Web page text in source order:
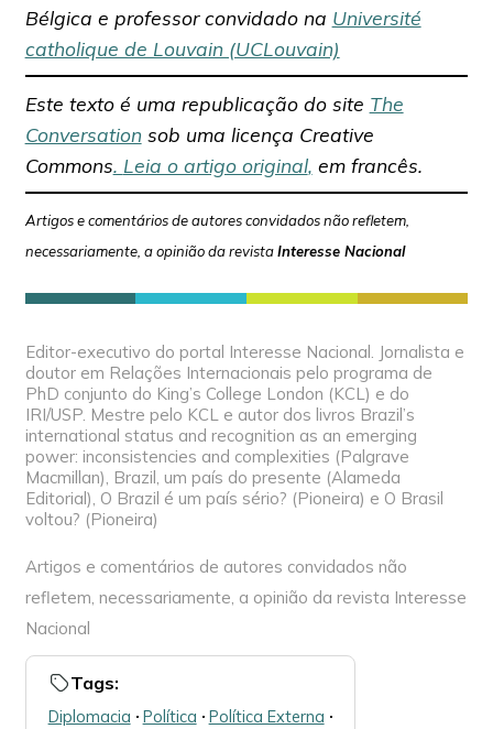
Bélgica e professor convidado na Université
catholique de Louvain (UCLouvain)
Este texto é uma republicação do site The
Conversation sob uma licença Creative
Commons. Leia o artigo original, em francês.
Artigos e comentários de autores convidados não refletem,
necessariamente, a opinião da revistaInteresse Nacional
Editor-executivo do portal Interesse Nacional. Jornalista e
doutor em Relações Internacionais pelo programa de
PhD conjunto do King’s College London (KCL) e do
IRI/USP. Mestre pelo KCL e autor dos livros Brazil’s
international status and recognition as an emerging
power: inconsistencies and complexities (Palgrave
Macmillan), Brazil, um país do presente (Alameda
Editorial), O Brazil é um país sério? (Pioneira) e O Brasil
voltou? (Pioneira)
Artigos e comentários de autores convidados não
refletem, necessariamente, a opinião da revista Interesse
Nacional
Tags:
Diplomacia 🞌 Política 🞌 Política Externa 🞌